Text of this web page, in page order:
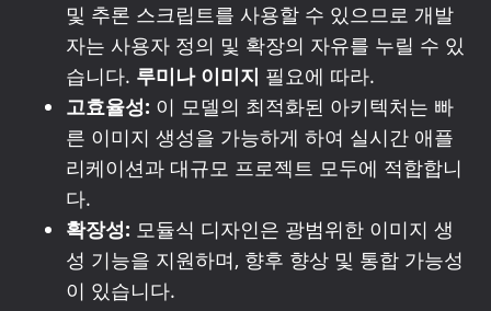
및 추론 스크립트를 사용할 수 있으므로 개발
자는 사용자 정의 및 확장의 자유를 누릴 수 있
습니다. 루미나 이미지 필요에 따라.
고효율성: 이 모델의 최적화된 아키텍처는 빠
른 이미지 생성을 가능하게 하여 실시간 애플
리케이션과 대규모 프로젝트 모두에 적합합니
다.
확장성: 모듈식 디자인은 광범위한 이미지 생
성 기능을 지원하며, 향후 향상 및 통합 가능성
이 있습니다.